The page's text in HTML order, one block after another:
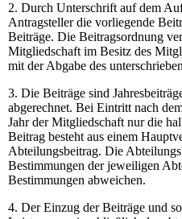
2. Durch Unterschrift auf dem
Antragsteller die vorliegende
Beiträge. Die Beitragsordnung
Mitgliedschaft im Besitz des
mit der Abgabe des
3. Die Beiträge sind
abgerechnet. Bei Eintritt nach
Jahr der Mitgliedschaft nur die
Beitrag besteht aus einem
Abteilungsbeitrag. Die
Bestimmungen der jeweiligen
Bestimmungen abweichen.
4. Der Einzug der Beiträge und